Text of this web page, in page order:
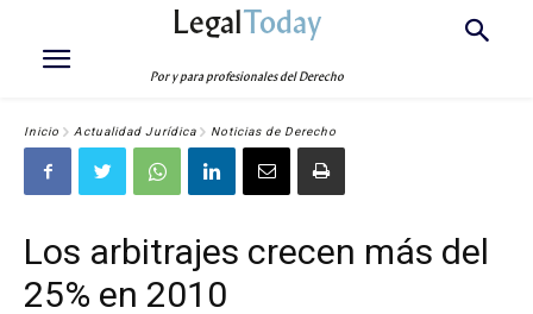
LegalToday
Por y para profesionales del Derecho
Inicio Actualidad Jurídica Noticias de Derecho
Los arbitrajes crecen más del
25% en 2010